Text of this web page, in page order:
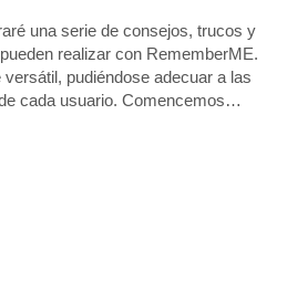
una serie de consejos, trucos y
realizar con RememberME.
pudiéndose adecuar a las
cada usuario. Comencemos…